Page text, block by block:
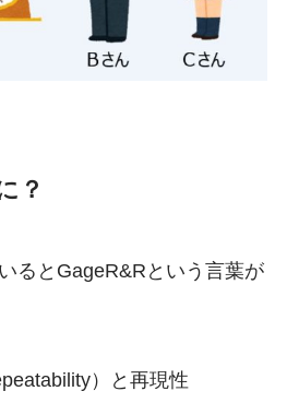
？
るとGageR&Rという言葉が
）と再現性